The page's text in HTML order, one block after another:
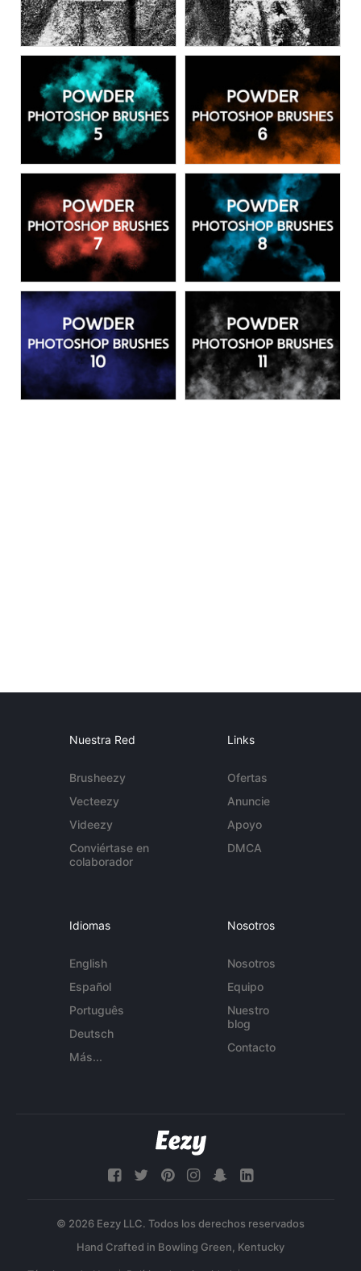
Nuestra Red
Brusheezy
Vecteezy
Videezy
Conviértase en
colaborador
Links
Ofertas
Anuncie
Apoyo
DMCA
Idiomas
English
Español
Português
Deutsch
Más...
Nosotros
Nosotros
Equipo
Nuestro
blog
Contacto
© 2026 Eezy LLC. Todos los derechos reservados